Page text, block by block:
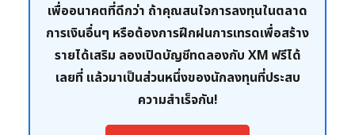
เพื่ออนาคตที่ดีกว่า ถ้าคุณสนใจการลงทุนในตลาด
การเงินอื่นๆ หรือต้องการฝึกฝนการเทรดเพื่อสร้าง
รายได้เสริม ลองเปิดบัญชีทดลองกับ XM ฟรีได้
เลยที่ แล้วมาเป็นส่วนหนึ่งของนักลงทุนที่ประสบ
ความสำเร็จกัน!